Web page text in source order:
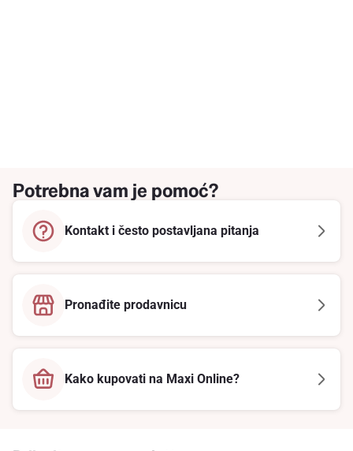
Potrebna vam je pomoć?
Kontakt i često postavljana pitanja
Pronađite prodavnicu
Kako kupovati na Maxi Online?